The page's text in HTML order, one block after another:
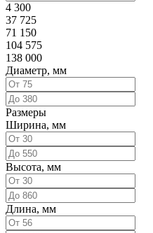
4 300
37 725
71 150
104 575
138 000
Диаметр, мм
Размеры
Ширина, мм
Высота, мм
Длина, мм